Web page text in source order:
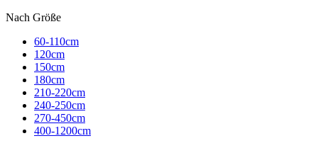
Nach Größe
60-110cm
120cm
150cm
180cm
210-220cm
240-250cm
270-450cm
400-1200cm